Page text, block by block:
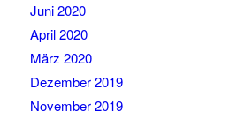
Juni 2020
April 2020
März 2020
Dezember 2019
November 2019